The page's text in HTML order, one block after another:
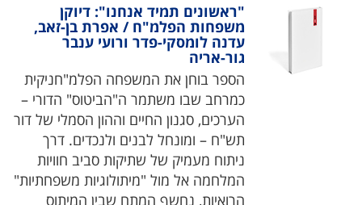
"ראשונים תמיד אנחנו": דיוקן
משפחות הפלמ"ח / אפרת בן-זאב,
עדנה לומסקי-פדר ורועי ענבר
גור-אריה
הספר בוחן את המשפחה הפלמ"חניקית
כמרחב שבו משתמר ה"הביטוס" הדורי –
הערכים, סגנון החיים וההון הסמלי של דור
תש"ח – ומונחל לבנים ולנכדים. דרך
ניתוח מעמיק של שתיקות סביב חוויות
המלחמה אל מול "מיתולוגיות משפחתיות"
הרואיות, נחשף המתח שבין המיתוס